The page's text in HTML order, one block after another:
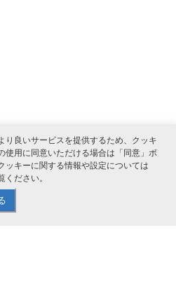
ービス
り良いサービスを提供するため、クッキ
使用に同意いただける場合は「同意」ボ
ッキーに関する情報や設定については
ください。